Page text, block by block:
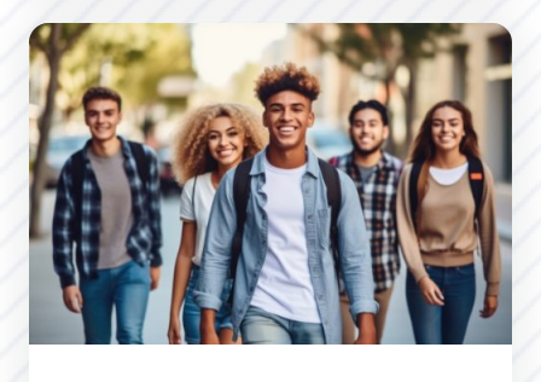
Formations supérieures